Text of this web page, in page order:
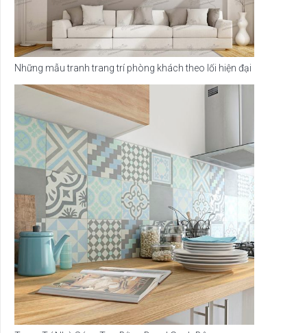
Những mẫu tranh trang trí phòng khách theo lối hiện đại